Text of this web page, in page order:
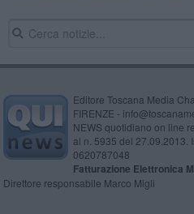
Editore Toscana Media
FIRENZE -
NEWS quotidiano on line
al n. 5935 del 27.09.2013.
0620787048
Fatturazione Elettronica
Direttore responsabile Marco Migli